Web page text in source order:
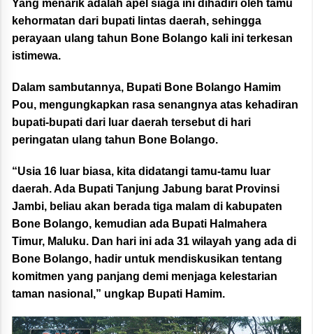
Yang menarik adalah apel siaga ini dihadiri oleh tamu
kehormatan dari bupati lintas daerah, sehingga
perayaan ulang tahun Bone Bolango kali ini terkesan
istimewa.
Dalam sambutannya, Bupati Bone Bolango Hamim
Pou, mengungkapkan rasa senangnya atas kehadiran
bupati-bupati dari luar daerah tersebut di hari
peringatan ulang tahun Bone Bolango.
“Usia 16 luar biasa, kita didatangi tamu-tamu luar
daerah. Ada Bupati Tanjung Jabung barat Provinsi
Jambi, beliau akan berada tiga malam di kabupaten
Bone Bolango, kemudian ada Bupati Halmahera
Timur, Maluku. Dan hari ini ada 31 wilayah yang ada di
Bone Bolango, hadir untuk mendiskusikan tentang
komitmen yang panjang demi menjaga kelestarian
taman nasional,” ungkap Bupati Hamim.